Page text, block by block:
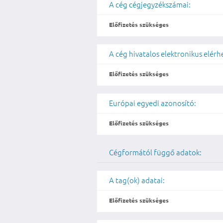
A cég cégjegyzékszámai:
Előfizetés szükséges
A cég hivatalos elektronikus
Előfizetés szükséges
Európai egyedi azonosító:
Előfizetés szükséges
Cégformától függő adatok:
A tag(ok) adatai:
Előfizetés szükséges